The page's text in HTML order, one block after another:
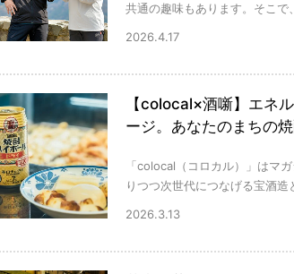
共通の趣味もあります。そこ
2026.4.17
【colocal×酒噺】エネ
ージ。あなたのまちの
「colocal（コロカル）」はマ
りつつ次世代につなげる宝酒
2026.3.13